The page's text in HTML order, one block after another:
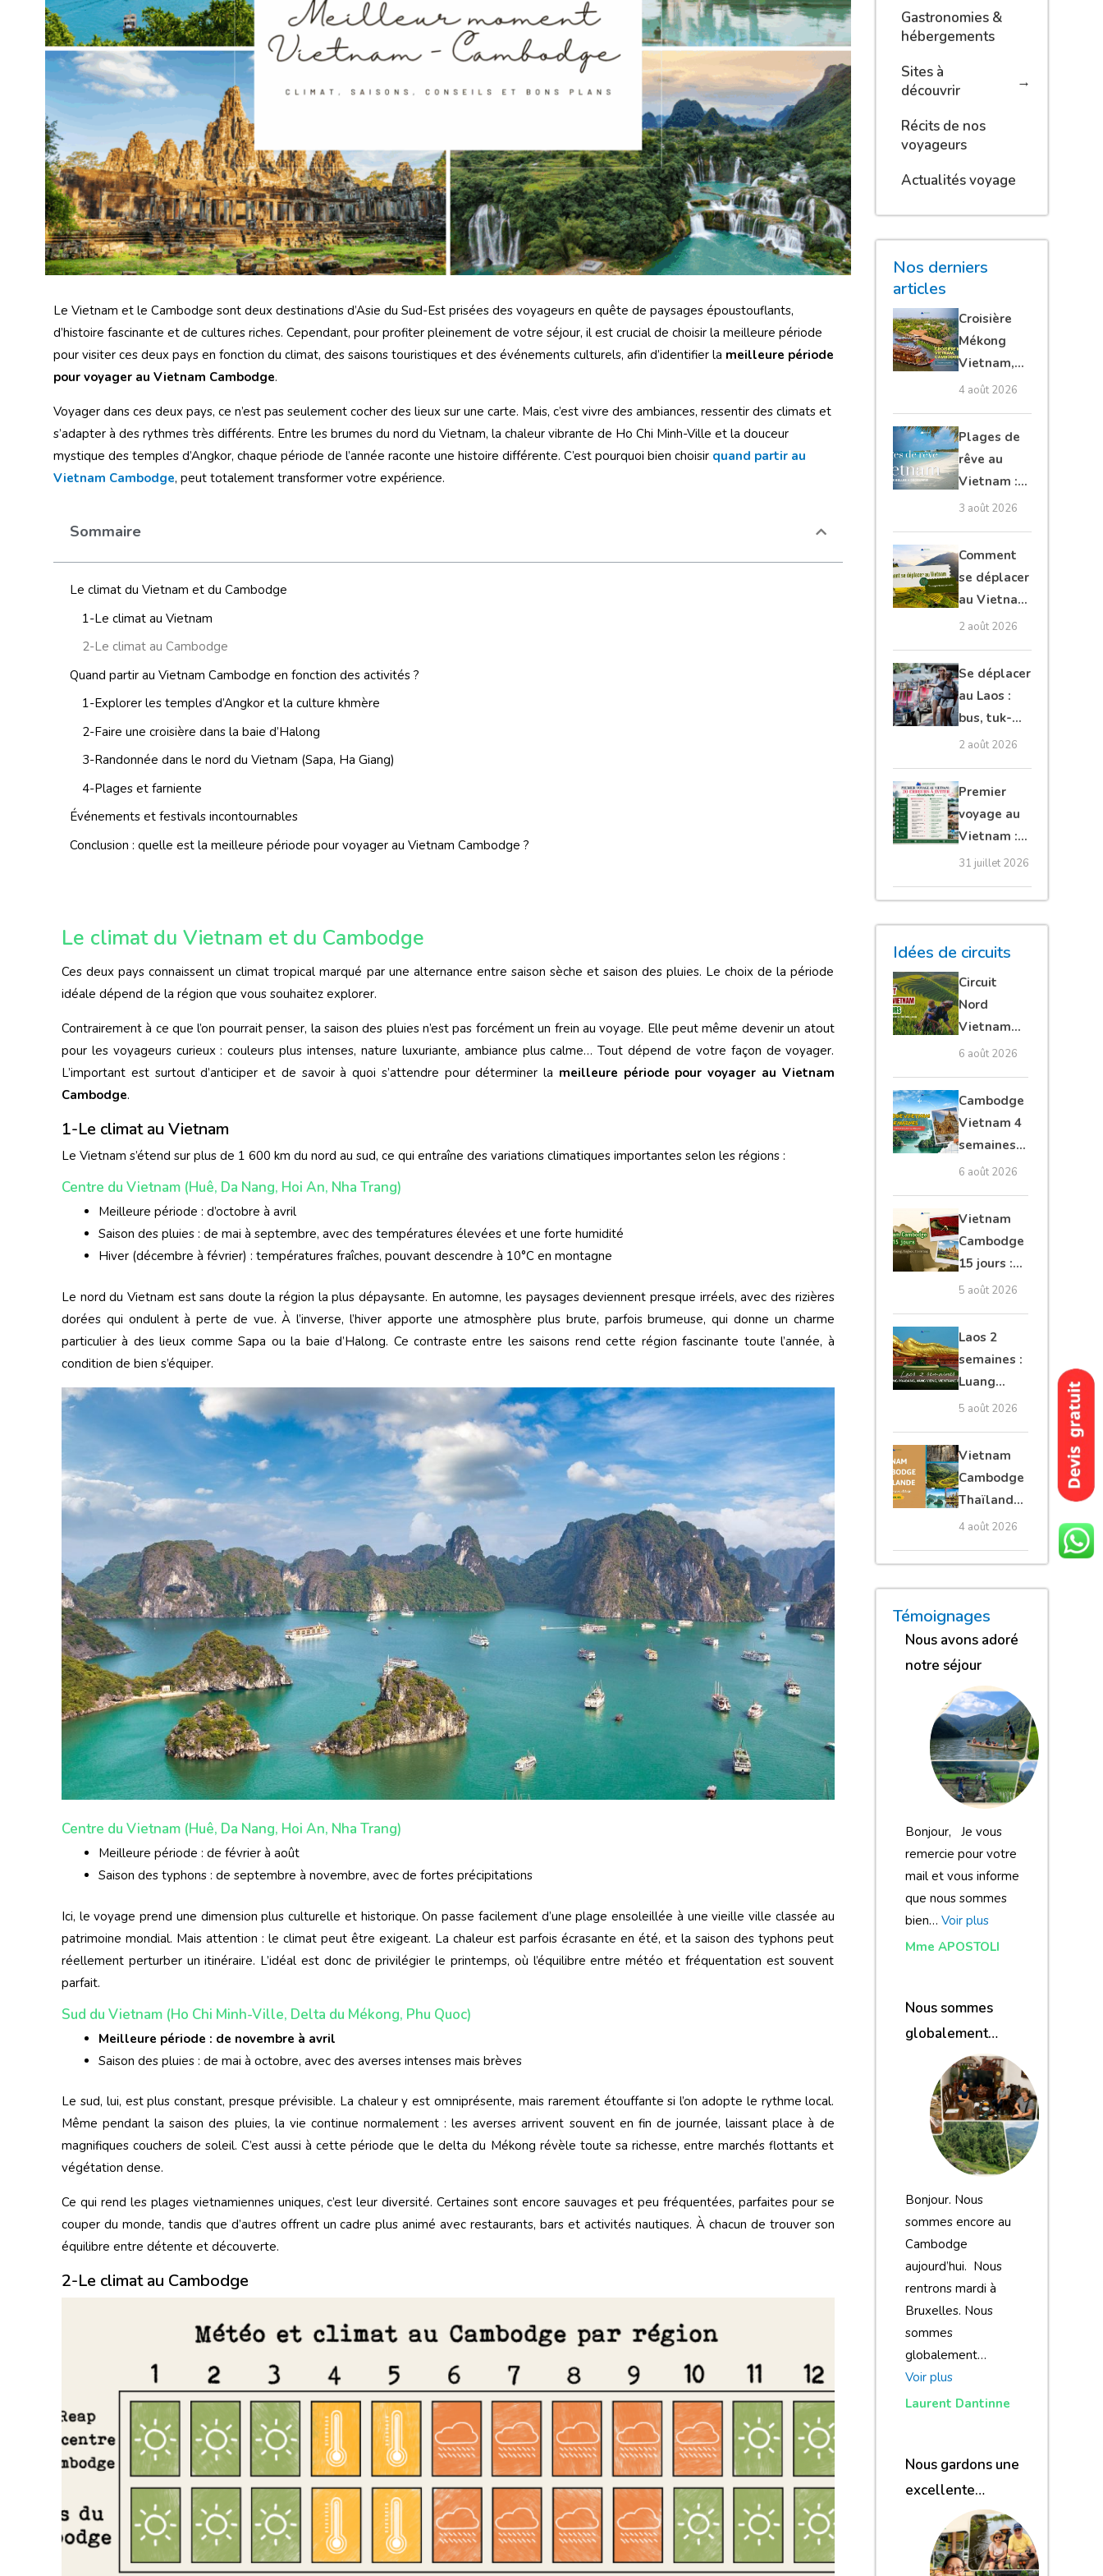
Le Vietnam et le Cambodge sont deux destinations d’Asie du Sud-Est prisées des voyageurs en quête de paysages époustouflants,
d’histoire fascinante et de cultures riches. Cependant, pour profiter pleinement de votre séjour, il est crucial de choisir la meilleure période
pour visiter ces deux pays en fonction du climat, des saisons touristiques et des événements culturels, afin d’identifier la meilleure période
pour voyager au Vietnam Cambodge.
Voyager dans ces deux pays, ce n’est pas seulement cocher des lieux sur une carte. Mais, c’est vivre des ambiances, ressentir des climats et
s’adapter à des rythmes très différents. Entre les brumes du nord du Vietnam, la chaleur vibrante de Ho Chi Minh-Ville et la douceur
mystique des temples d’Angkor, chaque période de l’année raconte une histoire différente. C’est pourquoi bien choisir quand partir au
Vietnam Cambodge, peut totalement transformer votre expérience.
Sommaire
Le climat du Vietnam et du Cambodge
1-Le climat au Vietnam
2-Le climat au Cambodge
Quand partir au Vietnam Cambodge en fonction des activités ?
1-Explorer les temples d’Angkor et la culture khmère
2-Faire une croisière dans la baie d’Halong
3-Randonnée dans le nord du Vietnam (Sapa, Ha Giang)
4-Plages et farniente
Événements et festivals incontournables
Conclusion : quelle est la meilleure période pour voyager au Vietnam Cambodge ?
Le climat du Vietnam et du Cambodge
Ces deux pays connaissent un climat tropical marqué par une alternance entre saison sèche et saison des pluies. Le choix de la période
idéale dépend de la région que vous souhaitez explorer.
Contrairement à ce que l’on pourrait penser, la saison des pluies n’est pas forcément un frein au voyage. Elle peut même devenir un atout
pour les voyageurs curieux : couleurs plus intenses, nature luxuriante, ambiance plus calme… Tout dépend de votre façon de voyager.
L’important est surtout d’anticiper et de savoir à quoi s’attendre pour déterminer la meilleure période pour voyager au Vietnam
Cambodge.
1-Le climat au Vietnam
Le Vietnam s’étend sur plus de 1 600 km du nord au sud, ce qui entraîne des variations climatiques importantes selon les régions :
Centre du Vietnam (Huê, Da Nang, Hoi An, Nha Trang)
Meilleure période : d’octobre à avril
Saison des pluies : de mai à septembre, avec des températures élevées et une forte humidité
Hiver (décembre à février) : températures fraîches, pouvant descendre à 10°C en montagne
Le nord du Vietnam est sans doute la région la plus dépaysante. En automne, les paysages deviennent presque irréels, avec des rizières
dorées qui ondulent à perte de vue. À l’inverse, l’hiver apporte une atmosphère plus brute, parfois brumeuse, qui donne un charme
particulier à des lieux comme Sapa ou la baie d’Halong. Ce contraste entre les saisons rend cette région fascinante toute l’année, à
condition de bien s’équiper.
Centre du Vietnam (Huê, Da Nang, Hoi An, Nha Trang)
Meilleure période : de février à août
Saison des typhons : de septembre à novembre, avec de fortes précipitations
Ici, le voyage prend une dimension plus culturelle et historique. On passe facilement d’une plage ensoleillée à une vieille ville classée au
patrimoine mondial. Mais attention : le climat peut être exigeant. La chaleur est parfois écrasante en été, et la saison des typhons peut
réellement perturber un itinéraire. L’idéal est donc de privilégier le printemps, où l’équilibre entre météo et fréquentation est souvent
parfait.
Sud du Vietnam (Ho Chi Minh-Ville, Delta du Mékong, Phu Quoc)
Meilleure période : de novembre à avril
Saison des pluies : de mai à octobre, avec des averses intenses mais brèves
Le sud, lui, est plus constant, presque prévisible. La chaleur y est omniprésente, mais rarement étouffante si l’on adopte le rythme local.
Même pendant la saison des pluies, la vie continue normalement : les averses arrivent souvent en fin de journée, laissant place à de
magnifiques couchers de soleil. C’est aussi à cette période que le delta du Mékong révèle toute sa richesse, entre marchés flottants et
végétation dense.
Ce qui rend les plages vietnamiennes uniques, c’est leur diversité. Certaines sont encore sauvages et peu fréquentées, parfaites pour se
couper du monde, tandis que d’autres offrent un cadre plus animé avec restaurants, bars et activités nautiques. À chacun de trouver son
équilibre entre détente et découverte.
2-Le climat au Cambodge
Gastronomies &
hébergements
Sites à
découvrir
Récits de nos
voyageurs
Actualités voyage
Nos derniers
articles
Croisière
Mékong
Vietnam,
Cambodge
guide
complet
4 août 2026
Plages de
rêve au
Vietnam :
les plus
découvrir
3 août 2026
Comment
se déplacer
au Vietnam
: transports
2 août 2026
Se déplacer
au Laos :
bus, tuk-
tuk, bateau,
voiture
2 août 2026
Premier
voyage au
Vietnam :
20 erreurs à
absolument
31 juillet 2026
Idées de circuits
Circuit
Nord
Vietnam
15 jours :
loop en
moto, Ninh
Binh, Lan
6 août 2026
Cambodge
Vietnam 4
semaines :
Angkor,
secret &
Mékong
6 août 2026
Vietnam
Cambodge
15 jours :
Hanoi,
Angkor,
Tonlé Sap
5 août 2026
Laos 2
semaines :
Luang
Prabang,
Vieng,
Vientiane
privé
5 août 2026
Vietnam
Cambodge
Thaïlande
35 jours :
trésors
d’Asie
4 août 2026
Témoignages
Nous avons adoré
notre séjour
Bonjour, Je vous
remercie pour votre
mail et vous informe
que nous sommes
bien… Voir plus
« Nous avons adoré
Mme APOSTOLI
Nous sommes
globalement
satisfaits du
voyage
Bonjour. Nous
sommes encore au
Cambodge
aujourd’hui. Nous
rentrons mardi à
Bruxelles. Nous
sommes
globalement…
Voir plus
« Nous sommes
Laurent Dantinne
Nous gardons une
excellente
impression de
notre voyage et de
votre agence
« Nous gardons une